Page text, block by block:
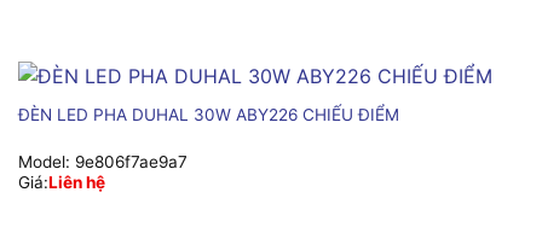
ĐÈN LED PHA DUHAL 30W ABY226 CHIẾU ĐIỂM
Model: 9e806f7ae9a7
Giá:Liên hệ